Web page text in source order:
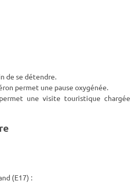
de se détendre.
permet une pause oxygénée.
une visite touristique chargée
(E17) :